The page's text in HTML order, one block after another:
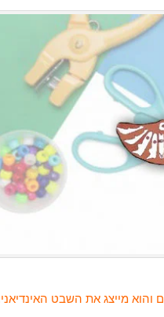
מייצג את השבט